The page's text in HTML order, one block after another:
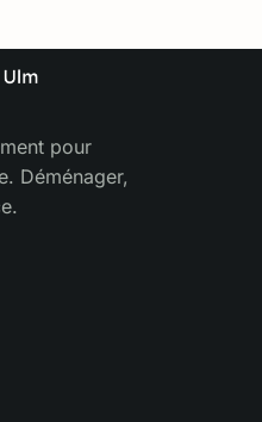
pour
Déménager,